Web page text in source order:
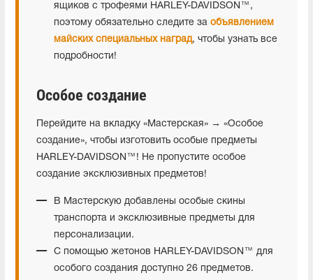
ящиков с трофеями HARLEY-DAVIDSON™,
поэтому обязательно следите за объявлением
майских специальных наград, чтобы узнать все
подробности!
Особое создание
Перейдите на вкладку «Мастерская» → «Особое
создание», чтобы изготовить особые предметы
HARLEY-DAVIDSON™! Не пропустите особое
создание эксклюзивных предметов!
В Мастерскую добавлены особые скины
транспорта и эксклюзивные предметы для
персонализации.
С помощью жетонов HARLEY-DAVIDSON™ для
особого создания доступно 26 предметов.